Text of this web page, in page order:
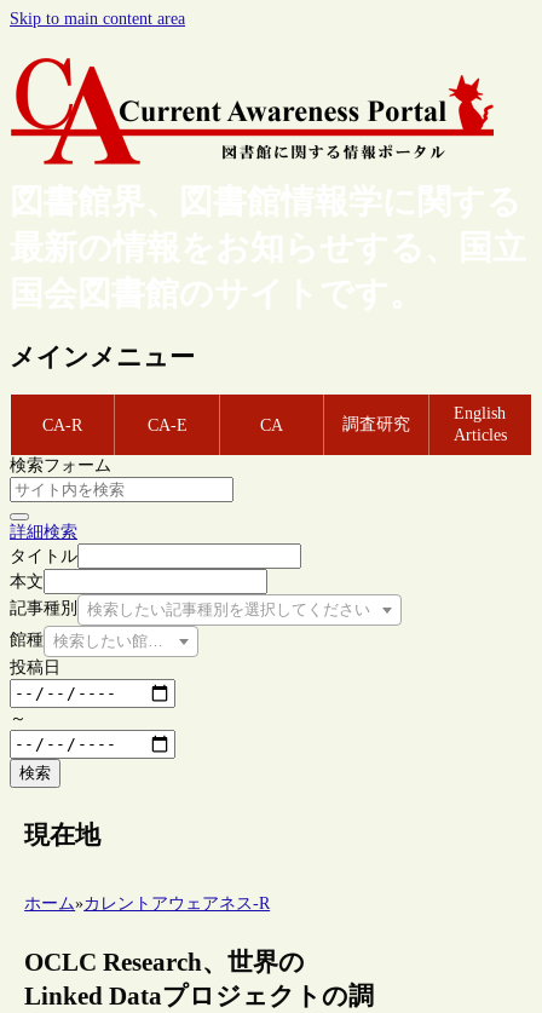
Skip to main content area
図書館界、図書館情報学に関する
最新の情報をお知らせする、国立
国会図書館のサイトです。
メインメニュー
CA-R CA-E CA 調査研究
English
Articles
検索フォーム
詳細検索
タイトル
本文
記事種別
検索したい記事種別を選択してください
館種 検索したい館種を選択してください
投稿日
～
検索
現在地
ホーム»カレントアウェアネス-R
OCLC Research、世界の
Linked Dataプロジェクトの調